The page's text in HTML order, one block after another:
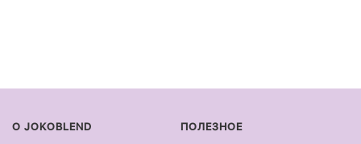
О JOKOBLEND ПОЛЕЗНОЕ